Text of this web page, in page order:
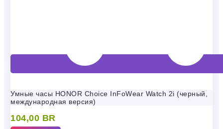
Умные часы HONOR Choice InFoWear Watch 2i (черный,
международная версия)
104,00 BR